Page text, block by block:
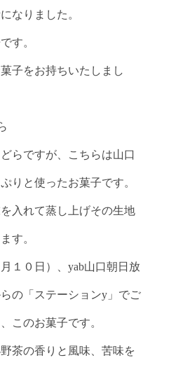
なりました。
す。
子をお持ちいたしまし
らですが、こちらは山口
りと使ったお菓子です。
入れて蒸し上げその生地
す。
１０日）、yab山口朝日放
の「ステーションy」でご
このお菓子です。
茶の香りと風味、苦味を